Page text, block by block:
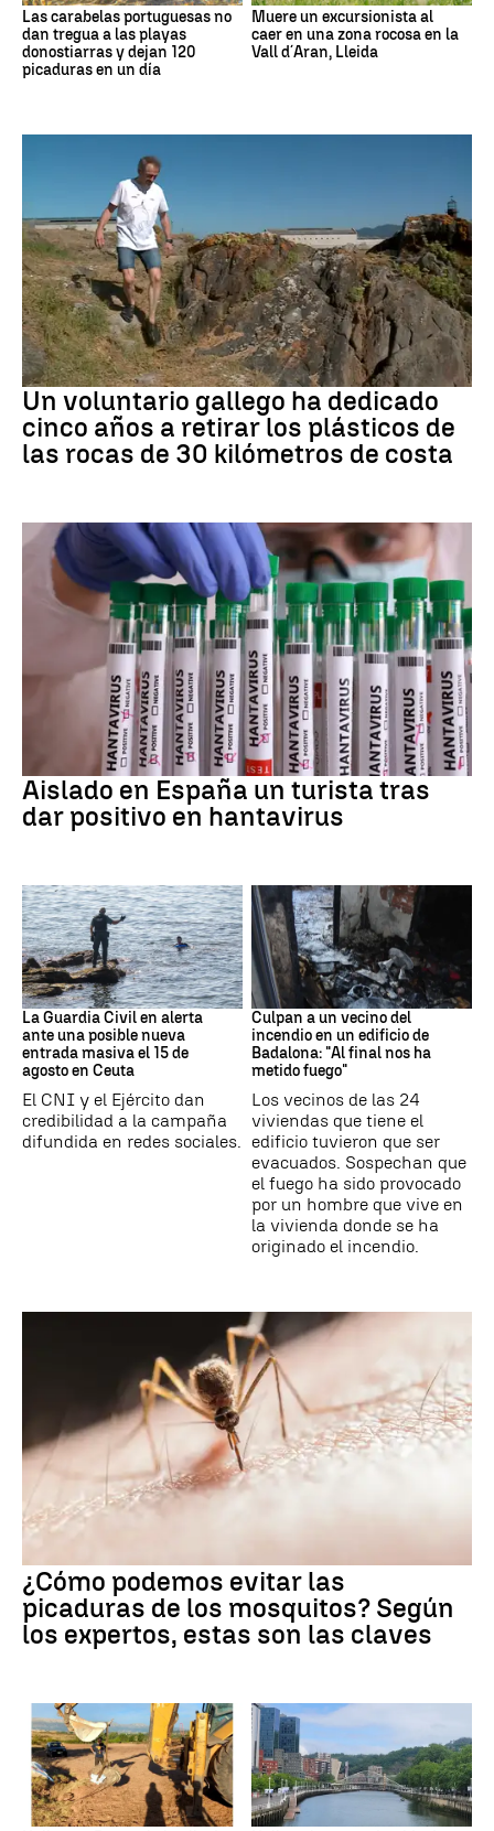
Las carabelas portuguesas no
dan tregua a las playas
donostiarras y dejan 120
picaduras en un día
Muere un excursionista al
caer en una zona rocosa en la
Vall d´Aran, Lleida
Medio ambiente
Un voluntario gallego ha dedicado
cinco años a retirar los plásticos de
las rocas de 30 kilómetros de costa
Aislado en España un turista tras
dar positivo en hantavirus
Ceuta
La Guardia Civil en alerta
ante una posible nueva
entrada masiva el 15 de
agosto en Ceuta
El CNI y el Ejército dan
credibilidad a la campaña
difundida en redes sociales.
Cataluña
Culpan a un vecino del
incendio en un edificio de
Badalona: "Al final nos ha
metido fuego"
Los vecinos de las 24
viviendas que tiene el
edificio tuvieron que ser
evacuados. Sospechan que
el fuego ha sido provocado
por un hombre que vive en
la vivienda donde se ha
originado el incendio.
¿Cómo podemos evitar las
picaduras de los mosquitos? Según
los expertos, estas son las claves